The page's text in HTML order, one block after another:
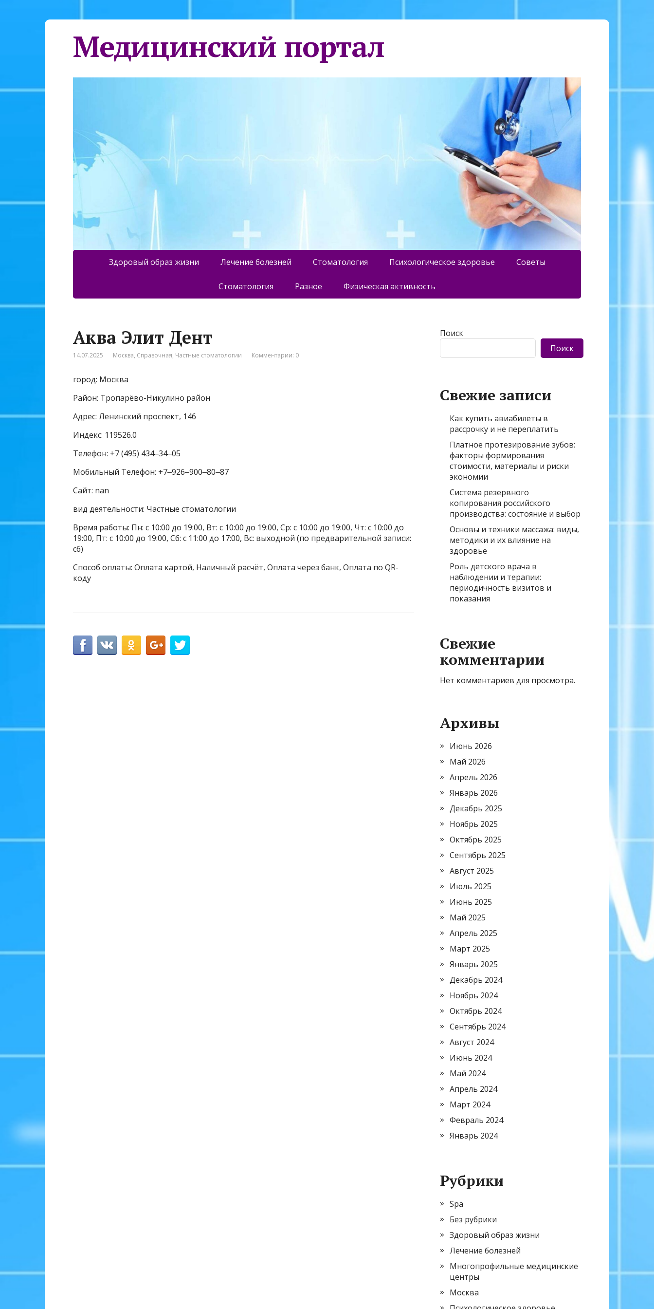
Медицинский портал
Здоровый образ жизни Лечение болезней Стоматология Психологическое здоровье Советы
Стоматология Разное Физическая активность
Аква Элит Дент
14.07.2025 Москва, Справочная, Частные стоматологии Комментарии: 0
город: Москва
Район: Тропарёво-Никулино район
Адрес: Ленинский проспект, 146
Индекс: 119526.0
Телефон: +7 (495) 434‒34‒05
Мобильный Телефон: +7‒926‒900‒80‒87
Сайт: nan
вид деятельности: Частные стоматологии
Время работы: Пн: с 10:00 до 19:00, Вт: с 10:00 до 19:00, Ср: с 10:00 до 19:00, Чт: с 10:00 до
19:00, Пт: с 10:00 до 19:00, Сб: с 11:00 до 17:00, Вс: выходной (по предварительной записи:
сб)
Способ оплаты: Оплата картой, Наличный расчёт, Оплата через банк, Оплата по QR-
коду
Поиск
Поиск
Свежие записи
Как купить авиабилеты в
рассрочку и не переплатить
Платное протезирование зубов:
факторы формирования
стоимости, материалы и риски
экономии
Система резервного
копирования российского
производства: состояние и выбор
Основы и техники массажа: виды,
методики и их влияние на
здоровье
Роль детского врача в
наблюдении и терапии:
периодичность визитов и
показания
Свежие
комментарии
Нет комментариев для просмотра.
Архивы
Июнь 2026
Май 2026
Апрель 2026
Январь 2026
Декабрь 2025
Ноябрь 2025
Октябрь 2025
Сентябрь 2025
Август 2025
Июль 2025
Июнь 2025
Май 2025
Апрель 2025
Март 2025
Январь 2025
Декабрь 2024
Ноябрь 2024
Октябрь 2024
Сентябрь 2024
Август 2024
Июнь 2024
Май 2024
Апрель 2024
Март 2024
Февраль 2024
Январь 2024
Рубрики
Spa
Без рубрики
Здоровый образ жизни
Лечение болезней
Многопрофильные медицинские
центры
Москва